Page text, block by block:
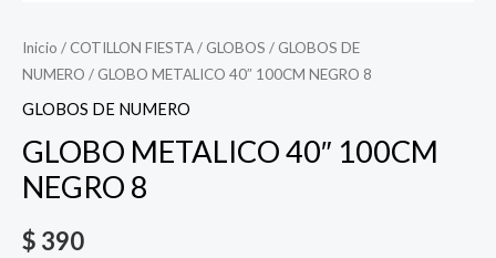
Inicio / COTILLON FIESTA/ GLOBOS / GLOBOS DE
NUMERO / GLOBO METALICO 40″ 100CM NEGRO 8
GLOBOS DE NUMERO
GLOBO METALICO 40″ 100CM
NEGRO 8
$ 390